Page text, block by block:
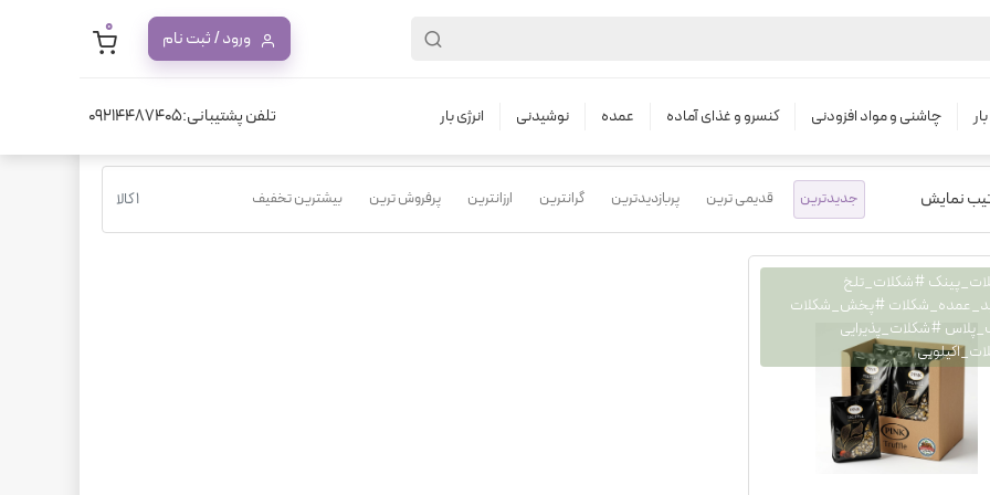
ورود / ثبت نام 0
چاشنی و مواد افزودنی کنسرو و غذای آماده عمده نوشیدنی انرژی بار تلفن پشتیبانی:09214487405 محصولات شکلات ۱ کیلویی پینک
نمایش جدیدترین قدیمی ترین پربازدیدترین گرانترین ارزانترین پرفروش ترین بیشترین تخفیف 1 کالا
#شکلات_تلخ
#پخش_شکلات
#شکلات_پذیرایی